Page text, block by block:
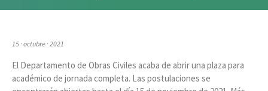
15 · octubre · 2021
El Departamento de Obras Civiles acaba de abrir una plaza para
académico de jornada completa. Las postulaciones se